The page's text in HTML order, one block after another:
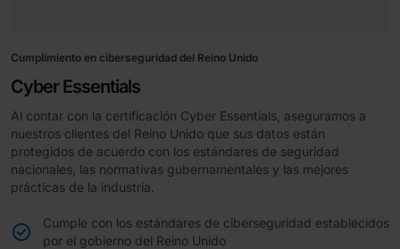
Cumplimiento en ciberseguridad del Reino Unido
Cyber Essentials
Al contar con la certificación Cyber Essentials, aseguramos a
nuestros clientes del Reino Unido que sus datos están
protegidos de acuerdo con los estándares de seguridad
nacionales, las normativas gubernamentales y las mejores
prácticas de la industria.
Cumple con los estándares de ciberseguridad establecidos
por el gobierno del Reino Unido